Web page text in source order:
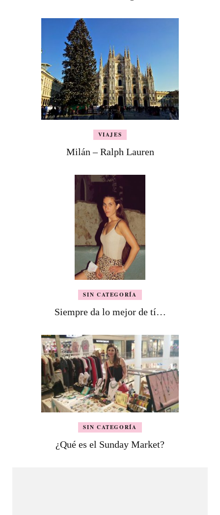
VIAJES
Milán – Ralph Lauren
SIN CATEGORÍA
Siempre da lo mejor de tí…
SIN CATEGORÍA
¿Qué es el Sunday Market?